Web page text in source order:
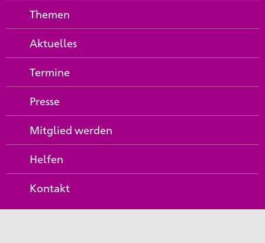
Themen
Aktuelles
Termine
Presse
Mitglied werden
Helfen
Kontakt